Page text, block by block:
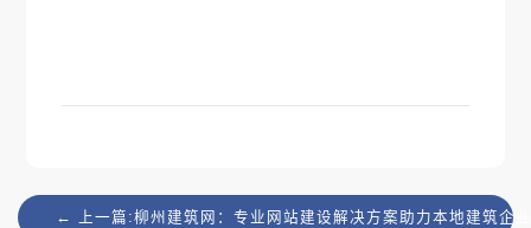
← 上一篇:柳州建筑网：专业网站建设解决方案助力本地建筑企